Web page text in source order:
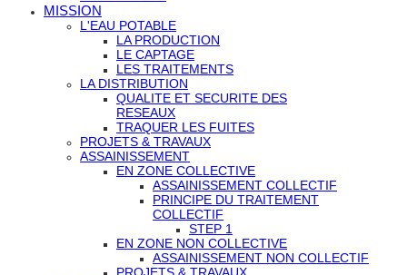
MISSION
L'EAU POTABLE
LA PRODUCTION
LE CAPTAGE
LES TRAITEMENTS
LA DISTRIBUTION
QUALITE ET SECURITE DES
RESEAUX
TRAQUER LES FUITES
PROJETS & TRAVAUX
ASSAINISSEMENT
EN ZONE COLLECTIVE
ASSAINISSEMENT COLLECTIF
PRINCIPE DU TRAITEMENT
COLLECTIF
STEP 1
EN ZONE NON COLLECTIVE
ASSAINISSEMENT NON COLLECTIF